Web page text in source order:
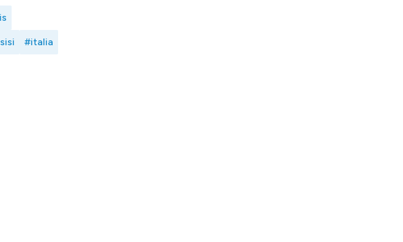
#italia